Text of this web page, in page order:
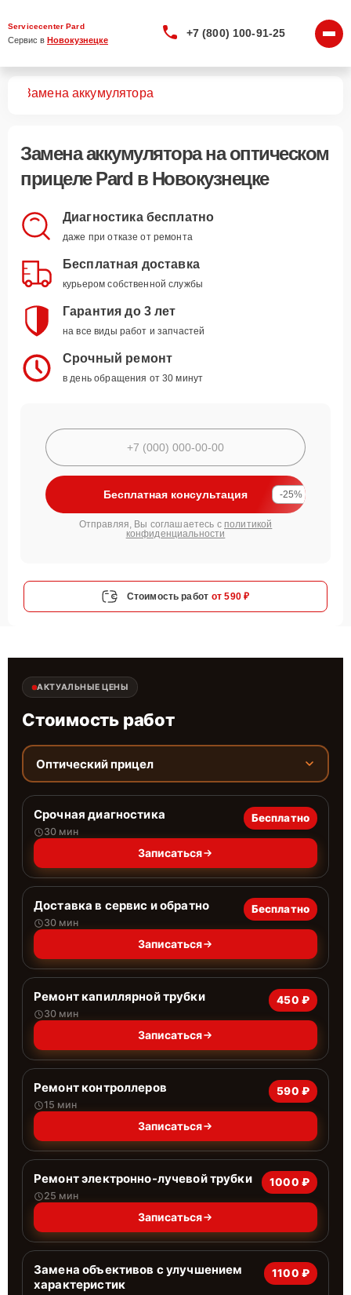
Servicecenter Pard
Сервис в Новокузнецке
+7 (800) 100-91-25
Замена аккумулятора
Замена аккумуляторана оптическом
прицеле Pard в Новокузнецке
Диагностика бесплатно
даже при отказе от ремонта
Бесплатная доставка
курьером собственной службы
Гарантия до 3 лет
на все виды работ и запчастей
Срочный ремонт
в день обращения от 30 минут
Бесплатная консультация -25%
Отправляя, Вы соглашаетесь с политикой
конфиденциальности
Стоимость работ от 590 ₽
АКТУАЛЬНЫЕ ЦЕНЫ
Стоимость работ
Оптический прицел
Срочная диагностика
30 мин
Бесплатно
Записаться
Доставка в сервис и обратно
30 мин
Бесплатно
Записаться
Ремонт капиллярной трубки
30 мин
450 ₽
Записаться
Ремонт контроллеров
15 мин
590 ₽
Записаться
Ремонт электронно-лучевой трубки
25 мин
1000 ₽
Записаться
Замена объективов с улучшением
характеристик
1100 ₽